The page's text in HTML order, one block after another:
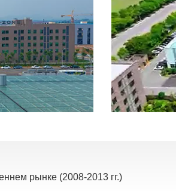
рынке (2008-2013 гг.)